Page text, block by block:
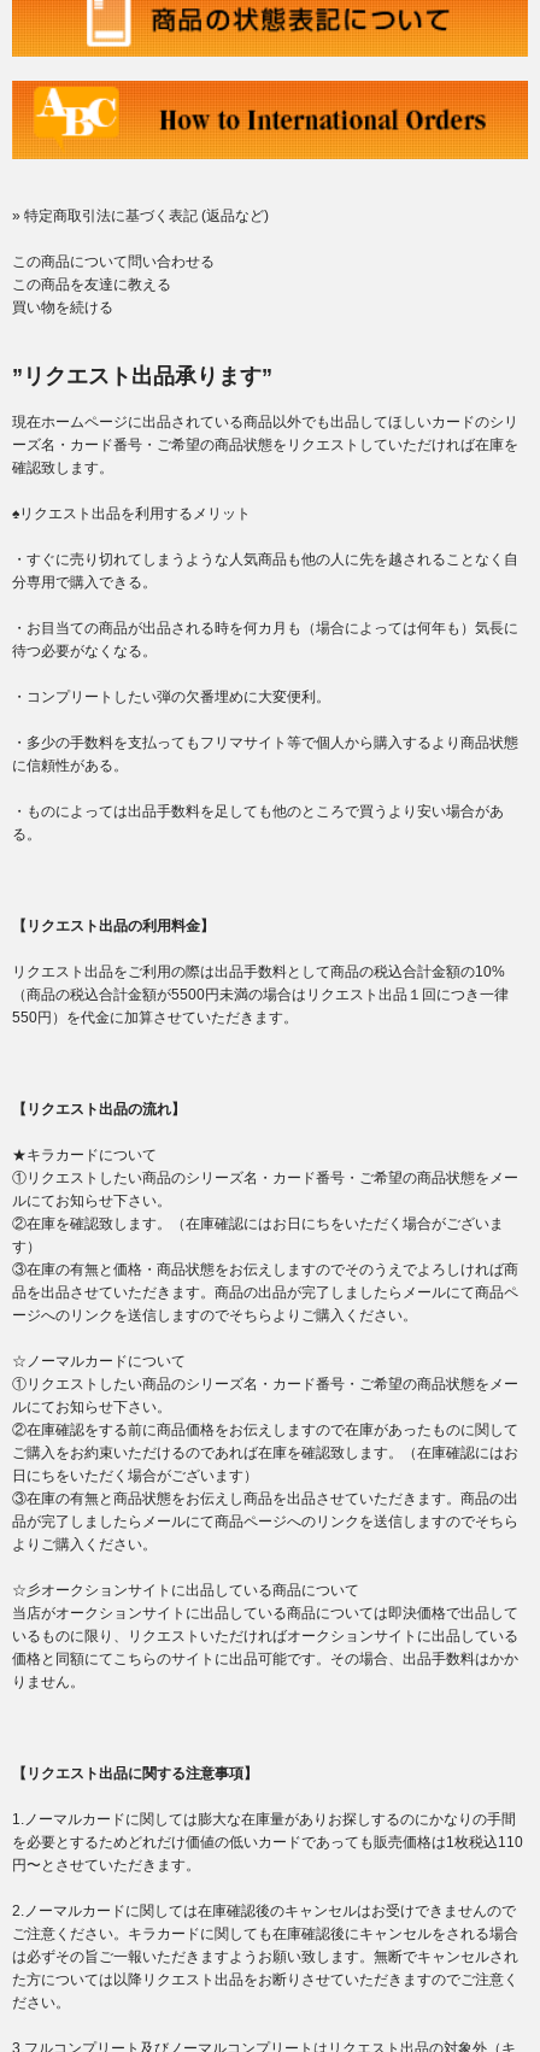
» 特定商取引法に基づく表記 (返品など)
この商品について問い合わせる
この商品を友達に教える
買い物を続ける
”リクエスト出品承ります”
現在ホームページに出品されている商品以外でも出品してほしいカードのシリ
ーズ名・カード番号・ご希望の商品状態をリクエストしていただければ在庫を
確認致します。
♠リクエスト出品を利用するメリット
・すぐに売り切れてしまうような人気商品も他の人に先を越されることなく自
分専用で購入できる。
・お目当ての商品が出品される時を何カ月も（場合によっては何年も）気長に
待つ必要がなくなる。
・コンプリートしたい弾の欠番埋めに大変便利。
・多少の手数料を支払ってもフリマサイト等で個人から購入するより商品状態
に信頼性がある。
・ものによっては出品手数料を足しても他のところで買うより安い場合があ
る。
【リクエスト出品の利用料金】
リクエスト出品をご利用の際は出品手数料として商品の税込合計金額の10%
（商品の税込合計金額が5500円未満の場合はリクエスト出品１回につき一律
550円）を代金に加算させていただきます。
【リクエスト出品の流れ】
★キラカードについて
①リクエストしたい商品のシリーズ名・カード番号・ご希望の商品状態をメー
ルにてお知らせ下さい。
②在庫を確認致します。（在庫確認にはお日にちをいただく場合がございま
す）
③在庫の有無と価格・商品状態をお伝えしますのでそのうえでよろしければ商
品を出品させていただきます。商品の出品が完了しましたらメールにて商品ペ
ージへのリンクを送信しますのでそちらよりご購入ください。
☆ノーマルカードについて
①リクエストしたい商品のシリーズ名・カード番号・ご希望の商品状態をメー
ルにてお知らせ下さい。
②在庫確認をする前に商品価格をお伝えしますので在庫があったものに関して
ご購入をお約束いただけるのであれば在庫を確認致します。（在庫確認にはお
日にちをいただく場合がございます）
③在庫の有無と商品状態をお伝えし商品を出品させていただきます。商品の出
品が完了しましたらメールにて商品ページへのリンクを送信しますのでそちら
よりご購入ください。
☆彡オークションサイトに出品している商品について
当店がオークションサイトに出品している商品については即決価格で出品して
いるものに限り、リクエストいただければオークションサイトに出品している
価格と同額にてこちらのサイトに出品可能です。その場合、出品手数料はかか
りません。
【リクエスト出品に関する注意事項】
1.ノーマルカードに関しては膨大な在庫量がありお探しするのにかなりの手間
を必要とするためどれだけ価値の低いカードであっても販売価格は1枚税込110
円〜とさせていただきます。
2.ノーマルカードに関しては在庫確認後のキャンセルはお受けできませんので
ご注意ください。キラカードに関しても在庫確認後にキャンセルをされる場合
は必ずその旨ご一報いただきますようお願い致します。無断でキャンセルされ
た方については以降リクエスト出品をお断りさせていただきますのでご注意く
ださい。
3.フルコンプリート及びノーマルコンプリートはリクエスト出品の対象外（キ